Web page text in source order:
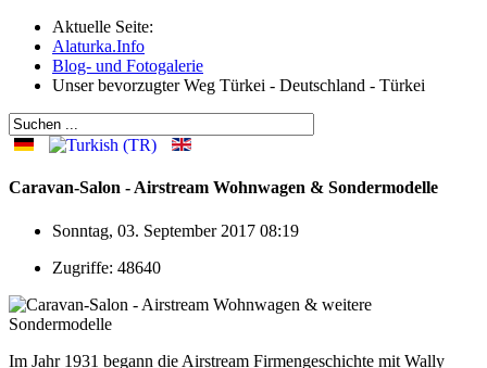
Aktuelle Seite:
Alaturka.Info
Blog- und Fotogalerie
Unser bevorzugter Weg Türkei - Deutschland - Türkei
Caravan-Salon - Airstream Wohnwagen & Sondermodelle
Sonntag, 03. September 2017 08:19
Zugriffe: 48640
Im Jahr 1931 begann die Airstream Firmengeschichte mit Wally